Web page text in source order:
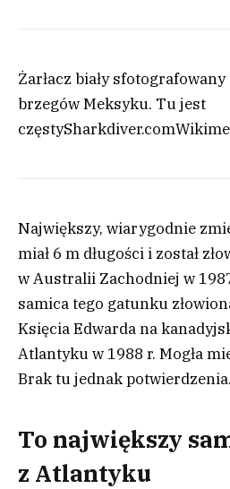
Żarłacz biały
brzegów Meksyku. Tu jest
częstySharkdiver.com
Największy, wiarygodnie
miał 6 m długości i został
w Australii Zachodniej w
samica tego gatunku
Księcia Edwarda na
Atlantyku w 1988 r. Mogła
Brak tu jednak potwierdzenia.
To największy
z Atlantyku